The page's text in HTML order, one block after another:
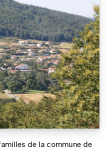
de la commune de